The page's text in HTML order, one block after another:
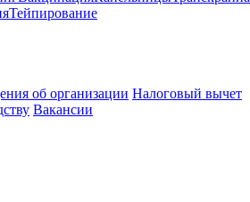
Тейпирование
об организации Налоговый вычет
Вакансии